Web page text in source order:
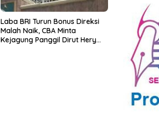
Laba BRI Turun Bonus Direksi
Malah Naik, CBA Minta
Kejagung Panggil Dirut Hery